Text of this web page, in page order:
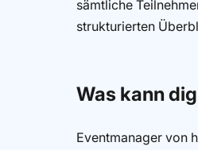
sämtliche
strukturierten
Was kann
Eventmanager von